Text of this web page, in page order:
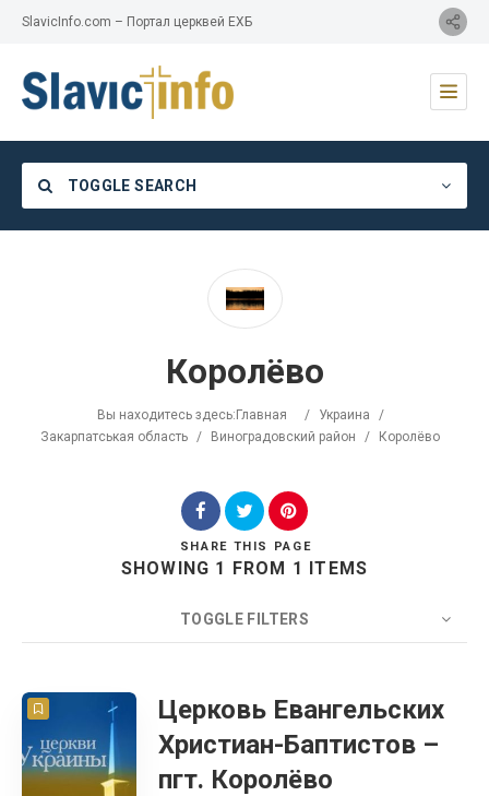
SlavicInfo.com – Портал церквей ЕХБ
TOGGLE SEARCH
Королёво
Вы находитесь здесь: Главная / Украина
/
Закарпатськая область / Виноградовский район / Королёво
SHARE THIS PAGE
SHOWING 1 FROM 1 ITEMS
TOGGLE FILTERS
COUNT 20
Церковь
Церковь Евангельских
Христиан-Баптистов –
пгт. Королёво